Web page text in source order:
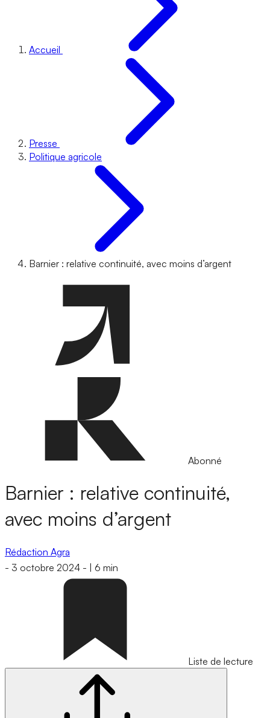
Accueil
Presse
Politique agricole
Barnier : relative continuité, avec moins d’argent
Abonné
Barnier : relative continuité,
avec moins d’argent
Rédaction Agra
- 3 octobre 2024 - 6 min
Liste de lecture